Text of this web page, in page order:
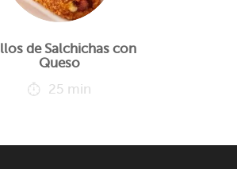
de Salchichas con
Queso
25 min